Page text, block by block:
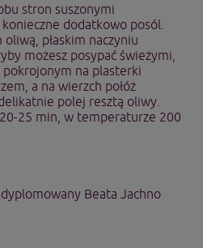
stron suszonymi
dodatkowo posól.
płaskim naczyniu
możesz posypać świeżymi,
pokrojonym na plasterki
a na wierzch połóż
polej resztą oliwy.
25 min, w temperaturze 200
Beata Jachno